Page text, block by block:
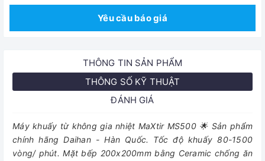
Yêu cầu báo giá
THÔNG TIN SẢN PHẨM
THÔNG SỐ KỸ THUẬT
ĐÁNH GIÁ
Máy khuấy từ không gia nhiệt MaXtir MS500 🌟 Sản phẩm
chính hãng Daihan - Hàn Quốc. Tốc độ khuấy 80-1500
vòng/ phút. Mặt bếp 200x200mm bằng Ceramic chống ăn